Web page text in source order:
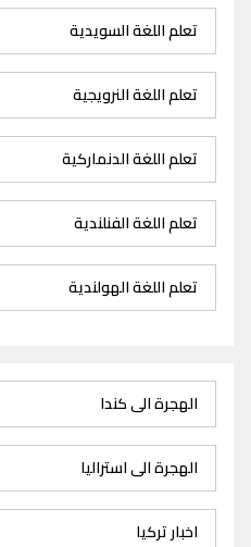
تعلم اللغة السويدية
تعلم اللغة النرويجية
تعلم اللغة الدنماركية
تعلم اللغة الفنلندية
تعلم اللغة الهولندية
الهجرة الى كندا
الهجرة الى استراليا
اخبار تركيا